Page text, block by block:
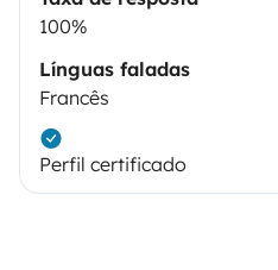
100%
Línguas faladas
Francês
Perfil certificado